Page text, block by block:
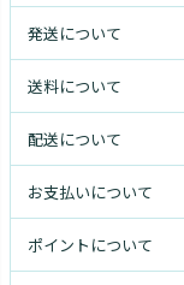
発送について
送料について
配送について
お支払いについて
ポイントについて